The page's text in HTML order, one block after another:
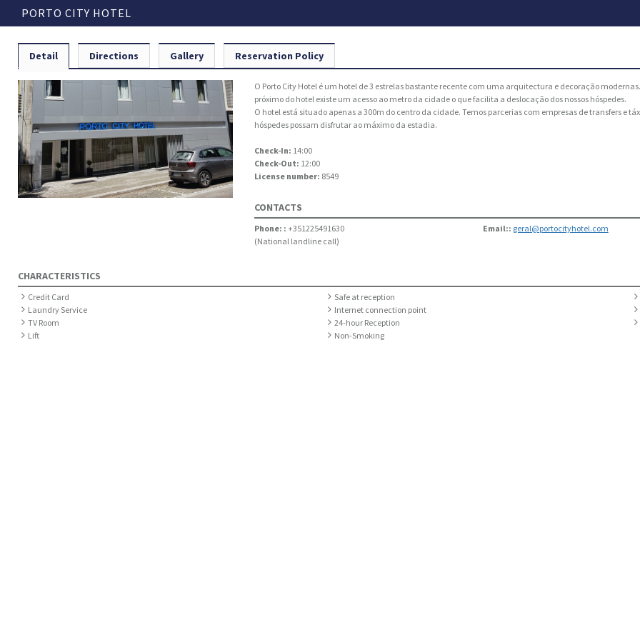
PORTO CITY HOTEL
Detail Directions Gallery Reservation Policy
O Porto City Hotel é um hotel de 3 estrelas bastante recente com uma arquitectura e decoração
próximo do hotel existe um acesso ao metro da cidade o que facilita a deslocação dos nossos hóspedes.
O hotel está situado apenas a 300m do centro da cidade. Temos parcerias com empresas de transfers e
hóspedes possam disfrutar ao máximo da estadia.
Check-In: 14:00
Check-Out: 12:00
License number: 8549
CONTACTS
Phone: : +351225491630
(National landline call)
Email:: geral@portocityhotel.com
CHARACTERISTICS
Credit Card Safe at reception
Laundry Service
Internet connection point
TV Room
24-hour Reception
Lift
Non-Smoking